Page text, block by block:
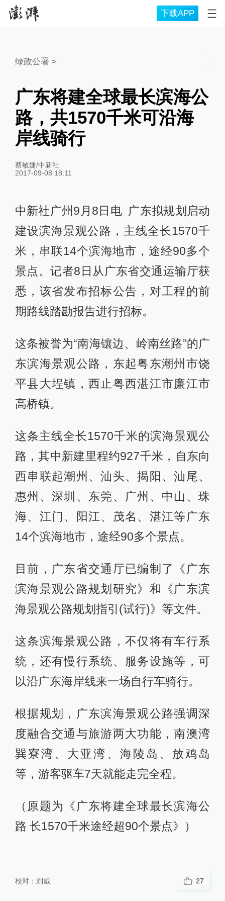
下载APP
绿政公署 >
广东将建全球最长滨海公
路，共1570千米可沿海
岸线骑行
蔡敏婕/中新社
2017-09-08 18:11
中新社广州9月8日电 广东拟规划启动
建设滨海景观公路，主线全长1570千
米，串联14个滨海地市，途经90多个
景点。记者8日从广东省交通运输厅获
悉，该省发布招标公告，对工程的前
期路线踏勘报告进行招标。
这条被誉为“南海镶边、岭南丝路”的广
东滨海景观公路，东起粤东潮州市饶
平县大埕镇，西止粤西湛江市廉江市
高桥镇。
这条主线全长1570千米的滨海景观公
路，其中新建里程约927千米，自东向
西串联起潮州、汕头、揭阳、汕尾、
惠州、深圳、东莞、广州、中山、珠
海、江门、阳江、茂名、湛江等广东
14个滨海地市，途经90多个景点。
目前，广东省交通厅已编制了《广东
滨海景观公路规划研究》和《广东滨
海景观公路规划指引(试行)》等文件。
这条滨海景观公路，不仅将有车行系
统，还有慢行系统、服务设施等，可
以沿广东海岸线来一场自行车骑行。
根据规划，广东滨海景观公路强调深
度融合交通与旅游两大功能，南澳湾
巽寮湾、大亚湾、海陵岛、放鸡岛
等，游客驱车7天就能走完全程。
（原题为《广东将建全球最长滨海公
路 长1570千米途经超90个景点》）
校对： 刘威 27